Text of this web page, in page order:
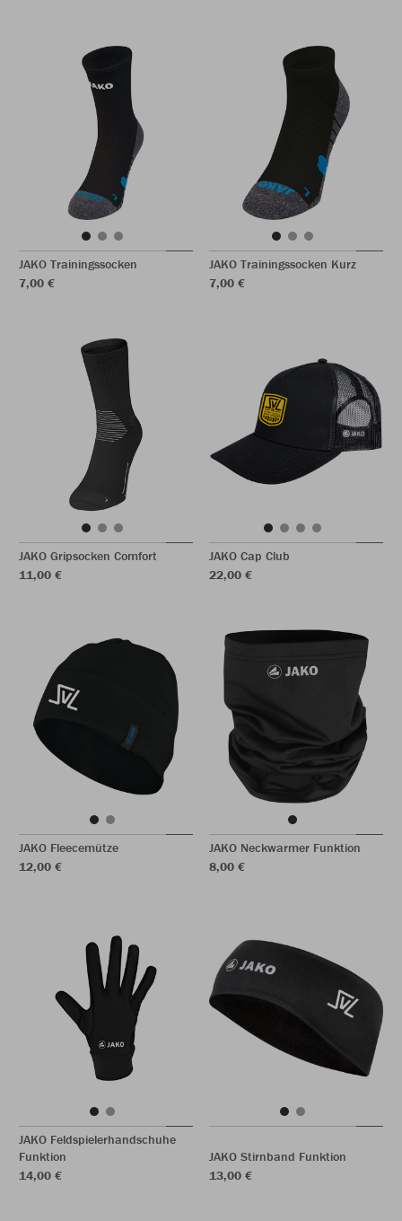
JAKO Trainingssocken
7,00 €
JAKO Trainingssocken Kurz
7,00 €
JAKO Gripsocken Comfort
11,00 €
JAKO Cap Club
22,00 €
JAKO Fleecemütze
12,00 €
JAKO Neckwarmer Funktion
8,00 €
JAKO Feldspielerhandschuhe
Funktion
14,00 €
JAKO Stirnband Funktion
13,00 €